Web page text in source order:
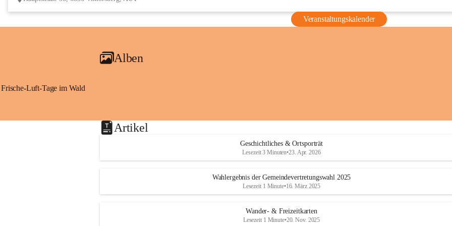
Veranstaltungskalender
Alben
Frische-Luft-Tage im Wald
Artikel
Geschichtliches & Ortsporträt
Lesezeit 3 Minuten•23. Apr. 2026
Wahlergebnis der Gemeindevertretungswahl 2025
Lesezeit 1 Minute•16. März 2025
Wander- & Freizeitkarten
Lesezeit 1 Minute•20. Nov. 2025